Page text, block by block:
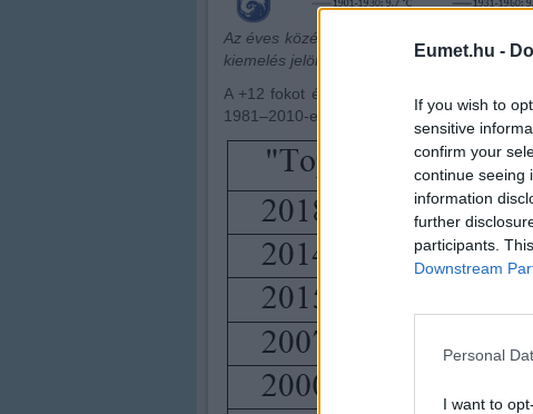
Eumet.hu -
If you wish to
sensitive
confirm your
continue seeing
information
further
participants.
Downstream
Personal
I want to
Az éves középhőmérsékletek idősora a
kiemelés jelöli (forrás: OMSZ met.hu)
A +12 fokot éppen el nem érő 2018 évi
1981–2010-es normál értéket. Eddig a